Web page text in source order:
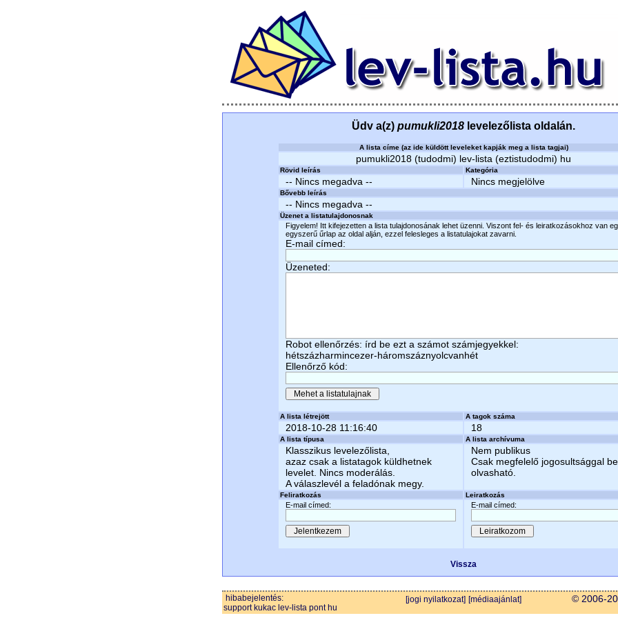
Üdv a(z) pumukli2018 levelezőlista oldalán.
A lista címe (az ide küldött leveleket kapják meg a lista tagjai)
pumukli2018 (tudodmi) lev-lista (eztistudodmi) hu
Rövid leírás Kategória
-- Nincs megadva -- Nincs megjelölve
Bővebb leírás
-- Nincs megadva --
Üzenet a listatulajdonosnak
Figyelem! Itt kifejezetten a lista tulajdonosának lehet üzenni. Viszont fel- és leiratkozásokhoz van
egyszerű űrlap az oldal alján, ezzel felesleges a listatulajokat zavarni.
E-mail címed:
Üzeneted:
Robot ellenőrzés: írd be ezt a számot számjegyekkel:
hétszázharmincezer-háromszáznyolcvanhét
Ellenőrző kód:
A lista létrejött A tagok száma
2018-10-28 11:16:40 18
A lista típusa A lista archívuma
Klasszikus levelezőlista,
azaz csak a listatagok küldhetnek
levelet. Nincs moderálás.
A válaszlevél a feladónak megy.
Nem publikus
Csak megfelelő jogosultsággal
olvasható.
Feliratkozás Leiratkozás
E-mail címed: E-mail címed:
Vissza
hibabejelentés:
support kukac lev-lista pont hu
© 2006-
[jogi nyilatkozat] [médiaajánlat]